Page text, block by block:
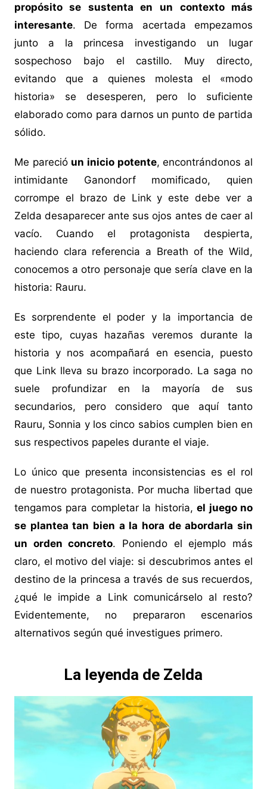
propósito se sustenta en un contexto más
interesante. De forma acertada empezamos
junto a la princesa investigando un lugar
sospechoso bajo el castillo. Muy directo,
evitando que a quienes molesta el «modo
historia» se desesperen, pero lo suficiente
elaborado como para darnos un punto de partida
sólido.
Me pareció un inicio potente, encontrándonos al
intimidante Ganondorf momificado, quien
corrompe el brazo de Link y este debe ver a
Zelda desaparecer ante sus ojos antes de caer al
vacío. Cuando el protagonista despierta,
haciendo clara referencia a Breath of the Wild,
conocemos a otro personaje que sería clave en la
historia: Rauru.
Es sorprendente el poder y la importancia de
este tipo, cuyas hazañas veremos durante la
historia y nos acompañará en esencia, puesto
que Link lleva su brazo incorporado. La saga no
suele profundizar en la mayoría de sus
secundarios, pero considero que aquí tanto
Rauru, Sonnia y los cinco sabios cumplen bien en
sus respectivos papeles durante el viaje.
Lo único que presenta inconsistencias es el rol
de nuestro protagonista. Por mucha libertad que
tengamos para completar la historia,el juego no
se plantea tan bien a la hora de abordarla sin
un orden concreto. Poniendo el ejemplo más
claro, el motivo del viaje: si descubrimos antes el
destino de la princesa a través de sus recuerdos,
¿qué le impide a Link comunicárselo al resto?
Evidentemente, no prepararon escenarios
alternativos según qué investigues primero.
La leyenda de Zelda